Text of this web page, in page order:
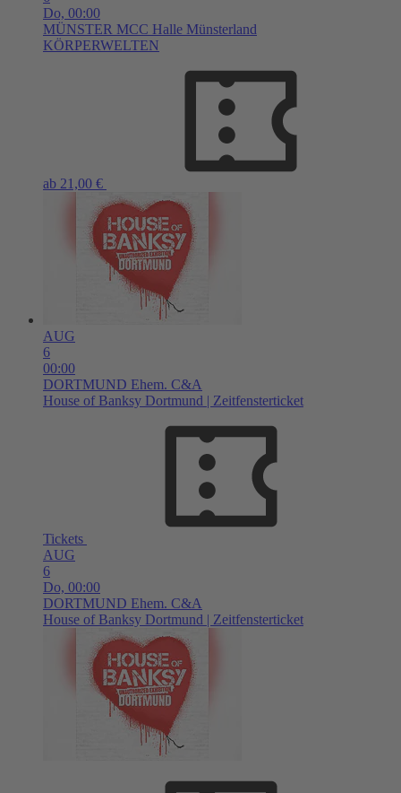
Do, 00:00
MÜNSTER MCC Halle Münsterland
KÖRPERWELTEN
ab 21,00 €
AUG
6
00:00
DORTMUND Ehem. C&A
House of Banksy Dortmund | Zeitfensterticket
Tickets
AUG
6
Do, 00:00
DORTMUND Ehem. C&A
House of Banksy Dortmund | Zeitfensterticket